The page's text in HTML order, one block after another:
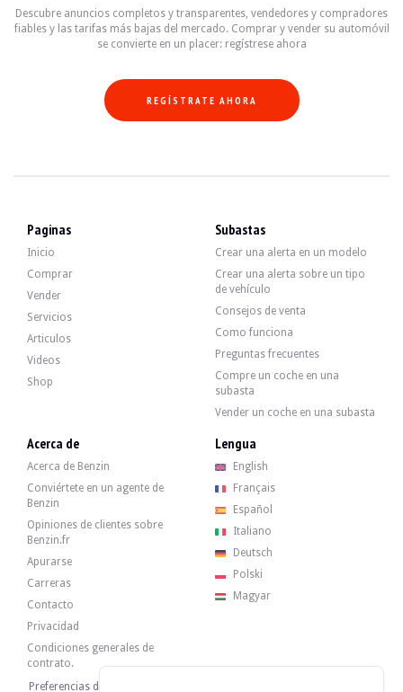
Yamaha Motos — Vendido
Yamaha 1200 VMax - 1990
Yamaha Champ Projet - 1980
Yamaha BW 200 Big Wheel - 1985
Yamaha Chappy Projet
Yamaha FJ 1200 - 1991
Yamaha XJ600 - 1988
Yamaha VMax 1200 - 1989
Yamaha VMax 1200 - 1989
Descubre anuncios completos y transparentes, vendedores y compradores
fiables y las tarifas más bajas del mercado. Comprar y vender su automóvil
se convierte en un placer: regístrese ahora
REGÍSTRATE AHORA
Paginas
Inicio
Comprar
Vender
Servicios
Articulos
Videos
Shop
Subastas
Crear una alerta en un modelo
Crear una alerta sobre un tipo
de vehículo
Consejos de venta
Como funciona
Preguntas frecuentes
Compre un coche en una
subasta
Vender un coche en una subasta
Acerca de
Acerca de Benzin
Conviértete en un agente de
Benzin
Opiniones de clientes sobre
Benzin.fr
Apurarse
Carreras
Contacto
Privacidad
Condiciones generales de
contrato.
Preferencias de cookies
Lengua
English
Français
Español
Italiano
Deutsch
Polski
Magyar